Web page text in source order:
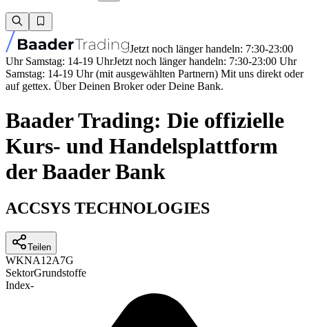
Jetzt noch länger handeln: 7:30-23:00
Uhr Samstag: 14-19 UhrJetzt noch länger handeln: 7:30-23:00 Uhr
Samstag: 14-19 Uhr (mit ausgewählten Partnern) Mit uns direkt oder
auf gettex. Über Deinen Broker oder Deine Bank.
Baader Trading: Die offizielle
Kurs- und Handelsplattform
der Baader Bank
ACCSYS TECHNOLOGIES
Teilen
WKNA12A7G
SektorGrundstoffe
Index-